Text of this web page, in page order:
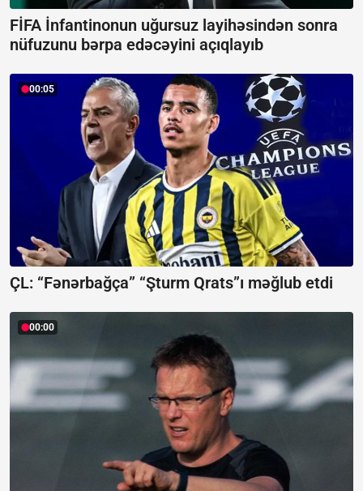
FİFA İnfantinonun uğursuz layihəsindən sonra
nüfuzunu bərpa edəcəyini açıqlayıb
00:05
ÇL: “Fənərbağça” “Şturm Qrats”ı məğlub etdi
00:00